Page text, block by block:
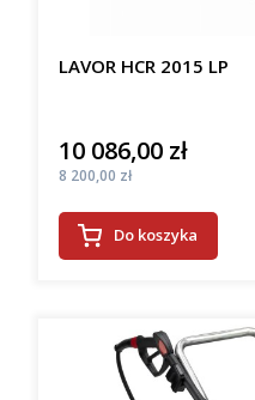
LAVOR HCR 2015 LP
Cena
10 086,00 zł
Cena
8 200,00 zł
Do koszyka